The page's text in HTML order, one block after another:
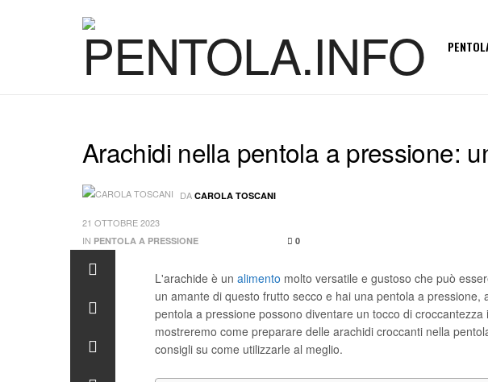
Arachidi nella pentola a pressione:
DA CAROLA TOSCANI
21 OTTOBRE 2023
IN PENTOLA A PRESSIONE 0
L'arachide è un alimento molto versatile e gustoso che può
un amante di questo frutto secco e hai una pentola a
pentola a pressione possono diventare un tocco di
mostreremo come preparare delle arachidi croccanti nella
consigli su come utilizzarle al meglio.